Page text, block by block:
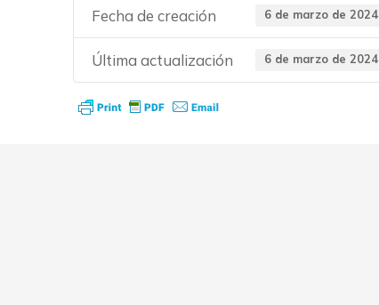
Fecha de creación 6 de marzo de 2024
Última actualización 6 de marzo de 2024